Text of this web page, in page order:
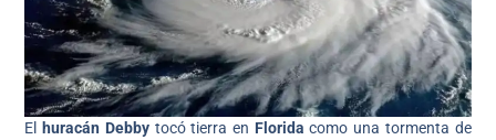
El huracán Debbytocó tierra en Floridacomo una tormenta de